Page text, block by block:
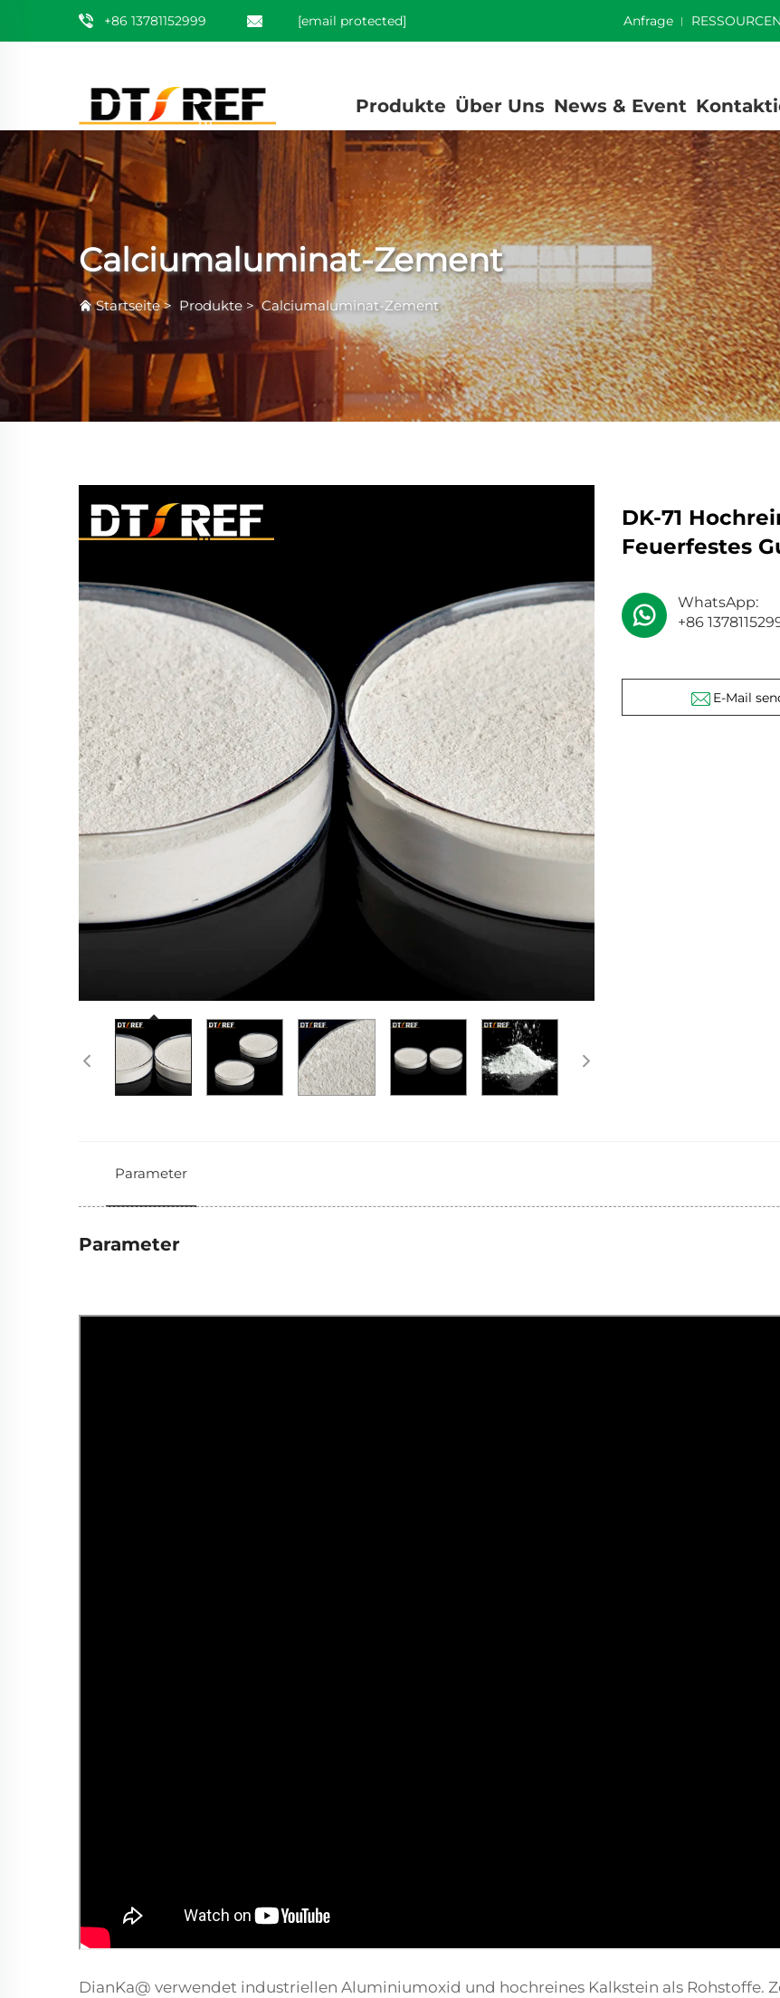
+86 13781152999 [email protected] Anfrage
Produkte Über Uns News & Event
Calciumaluminat-Zement
Startseite> Produkte >Calciumaluminat-Zement
DK-71
Feuerfestes
WhatsApp:
+86
E-Mail
Parameter
Parameter
DianKa@ verwendet industriellen Aluminiumoxid und hochreines Kalkstein als Rohstoffe.